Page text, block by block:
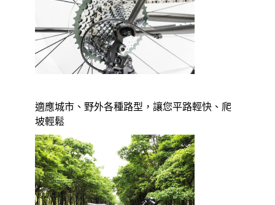
適應城市、野外各種路型，讓您平路輕快、爬
坡輕鬆